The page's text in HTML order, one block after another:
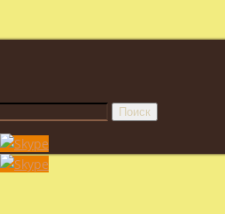
Поиск